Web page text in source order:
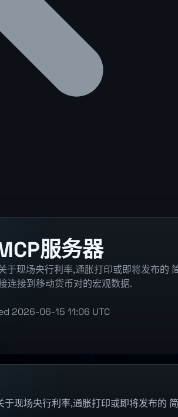
服务器
于现场央行利率,通胀打印或即将发布的
连接到移动货币对的宏观数据.
2026-06-15 11:06 UTC
现场央行利率,通胀打印或即将发布的